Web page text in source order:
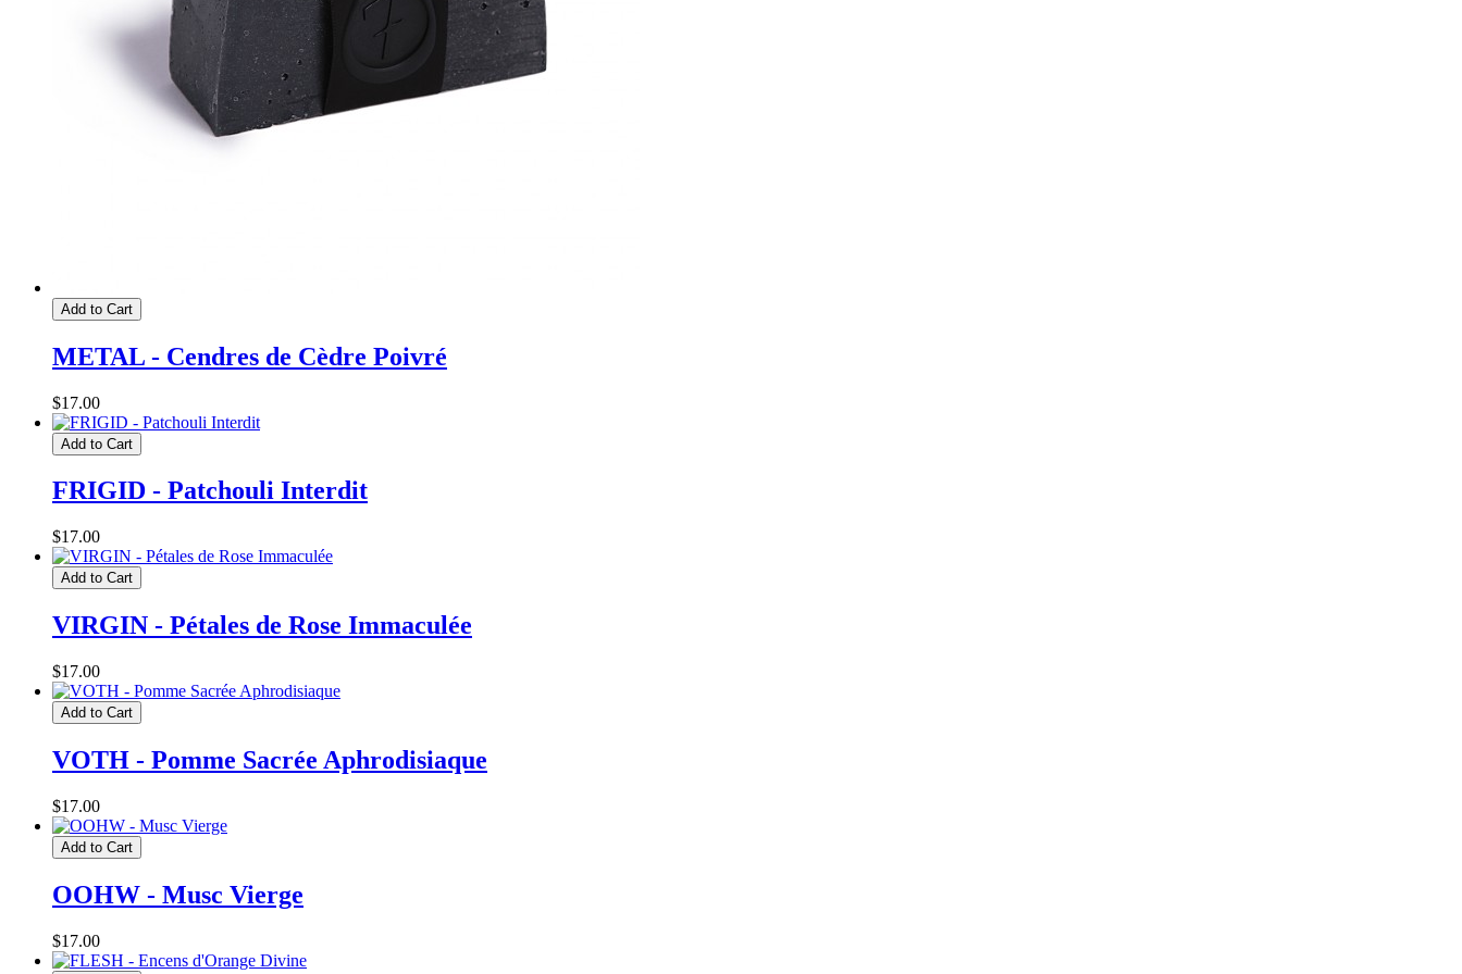
Add to Cart
METAL - Cendres de Cèdre Poivré
$17.00
Add to Cart
FRIGID - Patchouli Interdit
$17.00
Add to Cart
VIRGIN - Pétales de Rose Immaculée
$17.00
Add to Cart
VOTH - Pomme Sacrée Aphrodisiaque
$17.00
Add to Cart
OOHW - Musc Vierge
$17.00